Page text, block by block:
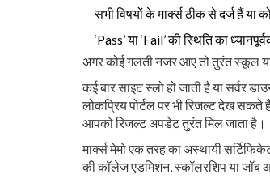
सभी विषयों के मार्क्स ठीक से दर्ज हैं या
‘Pass’ या ‘Fail’ की स्थिति का
अगर कोई गलती नजर आए तो तुरंत स्कूल
कई बार साइट स्लो हो जाती है या सर्वर
लोकप्रिय पोर्टल पर भी रिजल्ट देख
आपको रिजल्ट अपडेट तुरंत मिल जाता है।
मार्क्स मेमो एक तरह का अस्थायी
की कॉलेज एडमिशन, स्कॉलरशिप या जॉब